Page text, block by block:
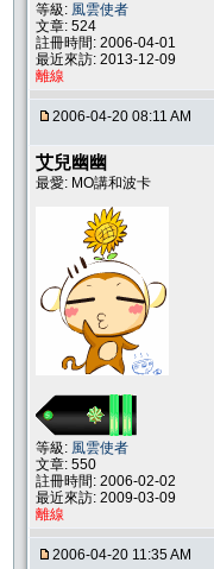
等級: 風雲使者
文章: 524
註冊時間: 2006-04-01
最近來訪: 2013-12-09
離線
2006-04-20 08:11 AM
艾兒幽幽
最愛: MO講和波卡
等級: 風雲使者
文章: 550
註冊時間: 2006-02-02
最近來訪: 2009-03-09
離線
2006-04-20 11:35 AM